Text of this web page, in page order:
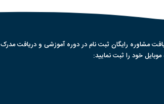
مشاوره رایگان ثبت نام در دوره آموزشی و دریافت مدرک
خود را ثبت نمایید: